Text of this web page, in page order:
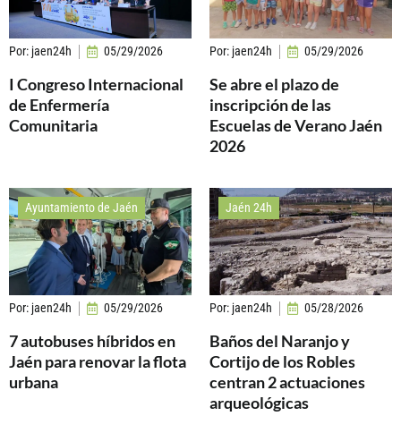
Por: jaen24h 05/29/2026
I Congreso Internacional
de Enfermería
Comunitaria
Por: jaen24h 05/29/2026
Se abre el plazo de
inscripción de las
Escuelas de Verano Jaén
2026
Ayuntamiento de Jaén
Por: jaen24h 05/29/2026
7 autobuses híbridos en
Jaén para renovar la flota
urbana
Jaén 24h
Por: jaen24h 05/28/2026
Baños del Naranjo y
Cortijo de los Robles
centran 2 actuaciones
arqueológicas